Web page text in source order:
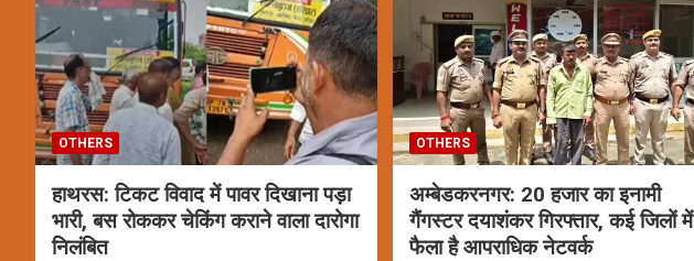
OTHERS
हाथरस: टिकट विवाद में पावर दिखाना पड़ा
भारी, बस रोककर चेकिंग कराने वाला दारोगा
निलंबित
OTHERS
अम्बेडकरनगर: 20 हजार का इनामी
गैंगस्टर दयाशंकर गिरफ्तार, कई जिलों में
फैला है आपराधिक नेटवर्क